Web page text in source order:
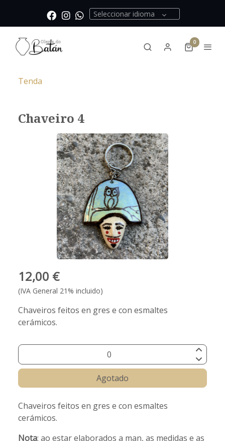
Seleccionar idioma
0
Tenda
Chaveiro 4
12,00 €
(IVA General 21% incluido)
Chaveiros feitos en gres e con esmaltes
cerámicos.
Agotado
Chaveiros feitos en gres e con esmaltes
cerámicos.
Nota: ao estar elaborados a man, as medidas e as